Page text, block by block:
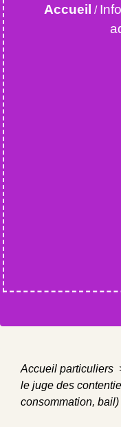
Accueil /
Accueil particuliers
le juge des
consommation, bail)